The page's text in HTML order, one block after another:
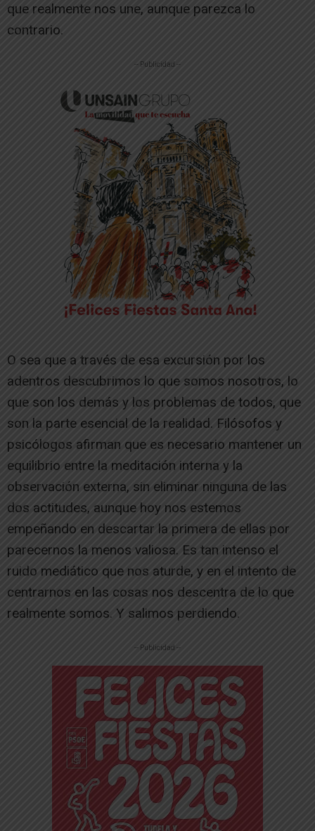
que realmente nos une, aunque parezca lo
contrario.
-- Publicidad --
O sea que a través de esa excursión por los
adentros descubrimos lo que somos nosotros, lo
que son los demás y los problemas de todos, que
son la parte esencial de la realidad. Filósofos y
psicólogos afirman que es necesario mantener un
equilibrio entre la meditación interna y la
observación externa, sin eliminar ninguna de las
dos actitudes, aunque hoy nos estemos
empeñando en descartar la primera de ellas por
parecernos la menos valiosa. Es tan intenso el
ruido mediático que nos aturde, y en el intento de
centrarnos en las cosas nos descentra de lo que
realmente somos. Y salimos perdiendo.
-- Publicidad --